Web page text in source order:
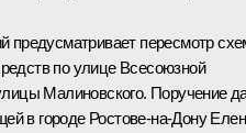
предусматривает пересмотр
по улице Всесоюзной
Малиновского. Поручение
в городе Ростове-на-Дону